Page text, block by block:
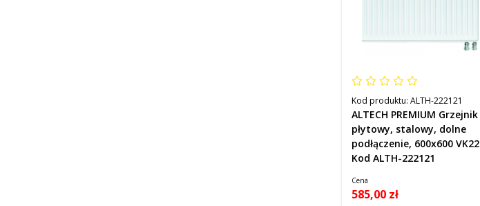
Kod produktu: ALTH-222121
ALTECH PREMIUM Grzejnik
płytowy, stalowy, dolne
podłączenie, 600x600 VK22
Kod ALTH-222121
Cena
585,00 zł